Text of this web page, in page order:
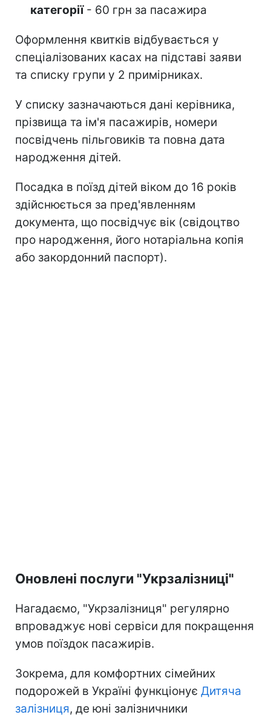
категорії- 60 грн за пасажира
Оформлення квитків відбувається у
спеціалізованих касах на підставі заяви
та списку групи у 2 примірниках.
У списку зазначаються дані керівника,
прізвища та ім'я пасажирів, номери
посвідчень пільговиків та повна дата
народження дітей.
Посадка в поїзд дітей віком до 16 років
здійснюється за пред'явленням
документа, що посвідчує вік (свідоцтво
про народження, його нотаріальна копія
або закордонний паспорт).
Оновлені послуги "Укрзалізниці"
Нагадаємо, "Укрзалізниця" регулярно
впроваджує нові сервіси для покращення
умов поїздок пасажирів.
Зокрема, для комфортних сімейних
подорожей в Україні функціонує Дитяча
залізниця, де юні залізничники